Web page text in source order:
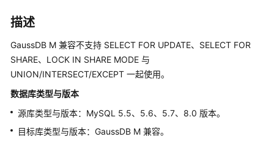
门
用
户
指
数
据
描述
GaussDB M 兼容不支持 SELECT FOR UPDATE、SELECT FOR
SHARE、LOCK IN SHARE MODE 与
UNION/INTERSECT/EXCEPT 一起使用。
数据库类型与版本
源库类型与版本：MySQL 5.5、5.6、5.7、8.0 版本。
目标库类型与版本：GaussDB M 兼容。